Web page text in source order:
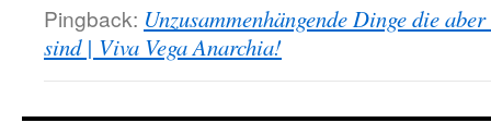
Pingback: Unzusammenhängende Dinge die
sind | Viva Vega Anarchia!